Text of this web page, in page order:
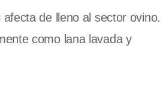
afecta de lleno al sector ovino.
como lana lavada y